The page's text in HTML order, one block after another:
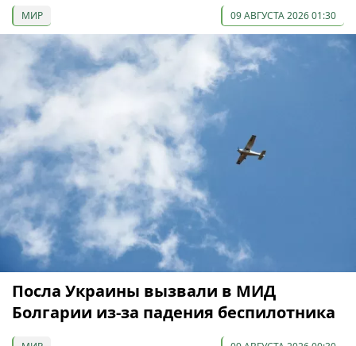
МИР 09 АВГУСТА 2026 01:30
Посла Украины вызвали в МИД
Болгарии из-за падения беспилотника